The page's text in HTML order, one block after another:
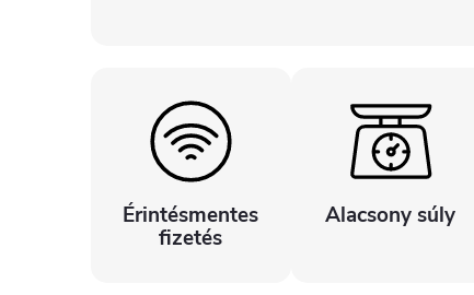
Érintésmentes
fizetés
Alacsony súly